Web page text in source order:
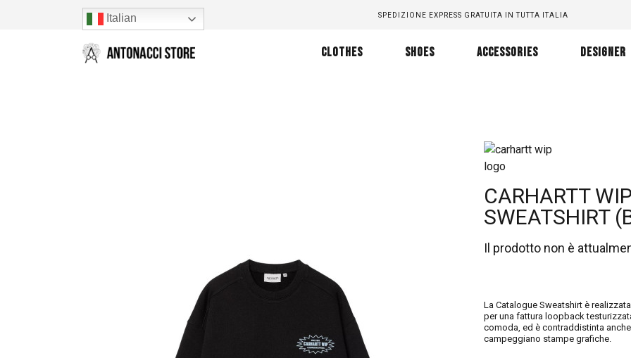
Italian SPEDIZIONE EXPRESS GRATUITA IN TUTTA ITALIA
CLOTHES SHOES ACCESSORIES DESIGNER
CARHARTT
SWEATSHIRT
Il prodotto non è
La Catalogue Sweatshirt è
per una fattura loopback
comoda, ed è contraddistinta
campeggiano stampe grafiche.